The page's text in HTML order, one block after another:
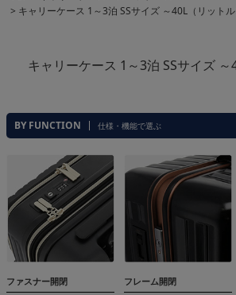
キャリーケース 1～3泊 SSサイズ ～40L（リットル
キャリーケース 1～3泊 SSサイズ ～
BY FUNCTION 仕様・機能で選ぶ
ファスナー開閉 フレーム開閉